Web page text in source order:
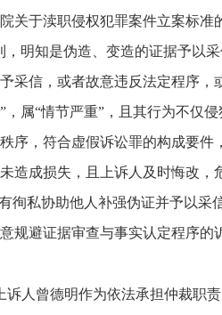
关于渎职侵权犯罪案件立案标准
，明知是伪造、变造的证据予以
采信，或者故意违反法定程序，
，属“情节严重”，且其行为不仅
序，符合虚假诉讼罪的构成要件
造成损失，且上诉人及时悔改，
徇私协助他人补强伪证并予以采
规避证据审查与事实认定程序的
诉人曾德明作为依法承担仲裁职